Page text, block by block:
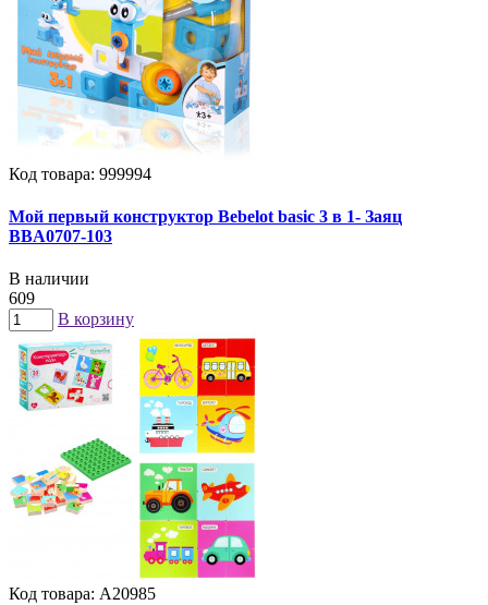
Код товара: 999994
Мой первый конструктор Bebelot basic 3 в 1- Заяц
BBA0707-103
В наличии
609
В корзину
Код товара: А20985